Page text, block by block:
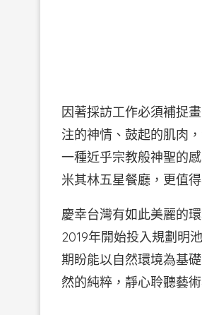
因著採訪工作必須補捉
注的神情、鼓起的肌肉
一種近乎宗教般神聖的
米其林五星餐廳，更值
慶幸台灣有如此美麗的
2019年開始投入規劃明
期盼能以自然環境為基
然的純粹，靜心聆聽藝